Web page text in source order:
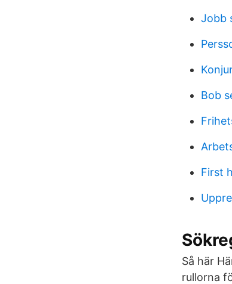
Jobb
Bob
First
Så här
rullorna